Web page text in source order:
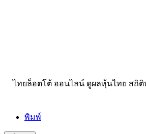
ไทยล็อตโต้ ออนไลน์ ดูผลหุ้นไทย สถิติ
พิมพ์